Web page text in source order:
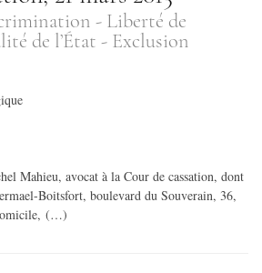
- Liberté de
de l’État - Exclusion
Mahieu, avocat à la Cour de cassation, dont
Boitsfort, boulevard du Souverain, 36,
(…)